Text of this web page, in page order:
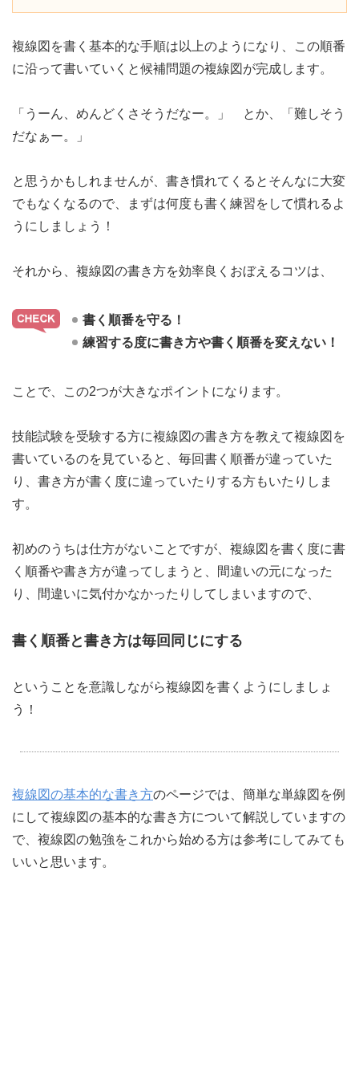
複線図を書く基本的な手順は以上のようになり、この順番
に沿って書いていくと候補問題の複線図が完成します。
「うーん、めんどくさそうだなー。」 とか、「難しそう
だなぁー。」
と思うかもしれませんが、書き慣れてくるとそんなに大変
でもなくなるので、まずは何度も書く練習をして慣れるよ
うにしましょう！
それから、複線図の書き方を効率良くおぼえるコツは、
書く順番を守る！
練習する度に書き方や書く順番を変えない！
ことで、この2つが大きなポイントになります。
技能試験を受験する方に複線図の書き方を教えて複線図を
書いているのを見ていると、毎回書く順番が違っていた
り、書き方が書く度に違っていたりする方もいたりしま
す。
初めのうちは仕方がないことですが、複線図を書く度に書
く順番や書き方が違ってしまうと、間違いの元になった
り、間違いに気付かなかったりしてしまいますので、
書く順番と書き方は毎回同じにする
ということを意識しながら複線図を書くようにしましょ
う！
複線図の基本的な書き方のページでは、簡単な単線図を例
にして複線図の基本的な書き方について解説していますの
で、複線図の勉強をこれから始める方は参考にしてみても
いいと思います。